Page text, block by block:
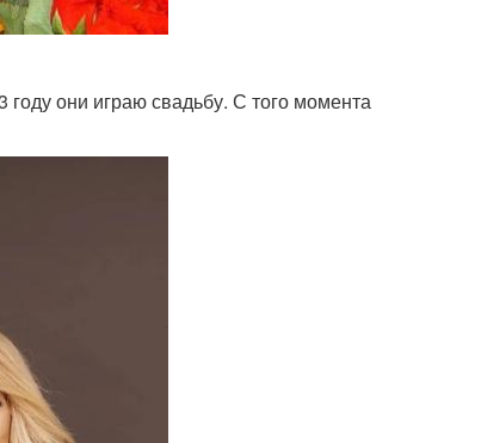
году они играю свадьбу. С того момента